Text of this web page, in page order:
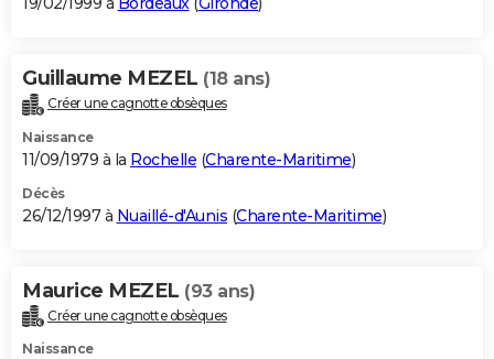
Guillaume MEZEL (18 ans)
Créer une cagnotte obsèques
Naissance
11/09/1979 à la Rochelle (Charente-Maritime)
Décès
26/12/1997 à Nuaillé-d'Aunis (Charente-Maritime)
Maurice MEZEL (93 ans)
Créer une cagnotte obsèques
Naissance